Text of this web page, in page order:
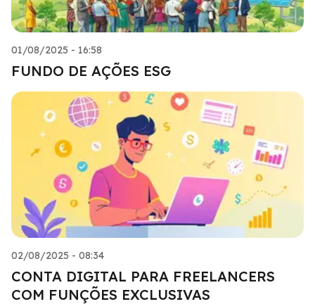
01/08/2025 - 16:58
FUNDO DE AÇÕES ESG
02/08/2025 - 08:34
CONTA DIGITAL PARA FREELANCERS
COM FUNÇÕES EXCLUSIVAS